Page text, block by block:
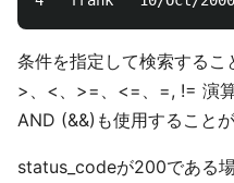
条件を指定して検索するこ
>、<、>=、<=、=, != 演
AND (&&)も使用することが
status_codeが200である